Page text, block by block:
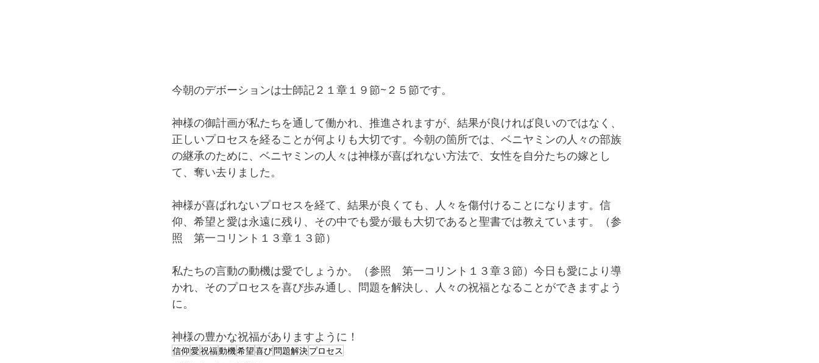
今朝のデボーションは士師記２１章１９節~２５節です。
神様の御計画が私たちを通して働かれ、推進されますが、結果が良ければ良いのではなく、
正しいプロセスを経ることが何よりも大切です。今朝の箇所では、ベニヤミンの人々の部族
の継承のために、ベニヤミンの人々は神様が喜ばれない方法で、女性を自分たちの嫁とし
て、奪い去りました。
神様が喜ばれないプロセスを経て、結果が良くても、人々を傷付けることになります。信
仰、希望と愛は永遠に残り、その中でも愛が最も大切であると聖書では教えています。（参
照　第一コリント１３章１３節）
私たちの言動の動機は愛でしょうか。（参照　第一コリント１３章３節）今日も愛により導
かれ、そのプロセスを喜び歩み通し、問題を解決し、人々の祝福となることができますよう
に。
神様の豊かな祝福がありますように！
信仰愛祝福動機希望喜び問題解決プロセス